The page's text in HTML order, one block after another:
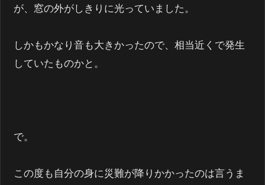
が、窓の外がしきりに光っていました。
しかもかなり音も大きかったので、相当近くで発生
していたものかと。
で。
この度も自分の身に災難が降りかかったのは言うま